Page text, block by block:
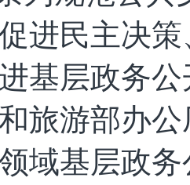
进民主决
基层政务
和旅游部办
域基层政